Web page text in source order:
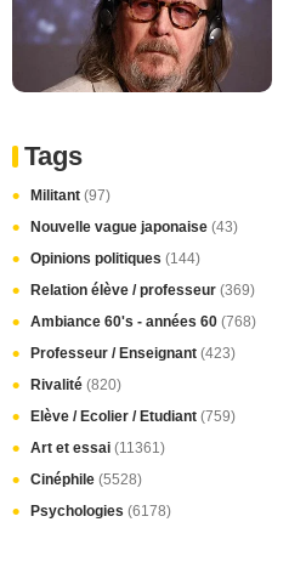
Tags
Militant (97)
Nouvelle vague japonaise (43)
Opinions politiques (144)
Relation élève / professeur (369)
Ambiance 60's - années 60 (768)
Professeur / Enseignant (423)
Rivalité (820)
Elève / Ecolier / Etudiant (759)
Art et essai (11361)
Cinéphile (5528)
Psychologies (6178)